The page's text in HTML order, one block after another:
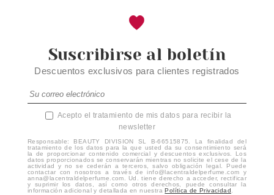
Suscribirse al boletín
Descuentos exclusivos para clientes registrados
Acepto el tratamiento de mis datos para recibir la
newsletter
Responsable: BEAUTY DIVISION SL B-66515875. La finalidad del
tratamiento de los datos para la que usted da su consentimiento será
la de proporcionar contenido comercial y descuentos exclusivos. Los
datos proporcionados se conservarán mientras no solicite el cese de la
actividad y no se cederán a terceros, salvo obligación legal. Puede
contactar con nosotros a través de info@lacentraldelperfume.com y
anna@lacentraldelperfume.com. Ud. tiene derecho a acceder, rectificar
y suprimir los datos, así como otros derechos, puede consultar la
información adicional y detallada en nuestraPolítica de Privacidad